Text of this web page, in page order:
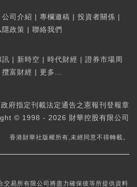
公司介紹 | 專欄邀稿 | 投資者關係 |
隱政策 | 聯絡我們
訊 | 新時空 | 時代財經 | 證券市場周
攬富財經 | 更多...
府指定刊載法定通告之憲報刊登報章
© 1998 - 2026 財華控股有限公司
香港財華社版權所有,未經同意不得轉載。
交易所有限公司將盡力確保彼等所提供資料